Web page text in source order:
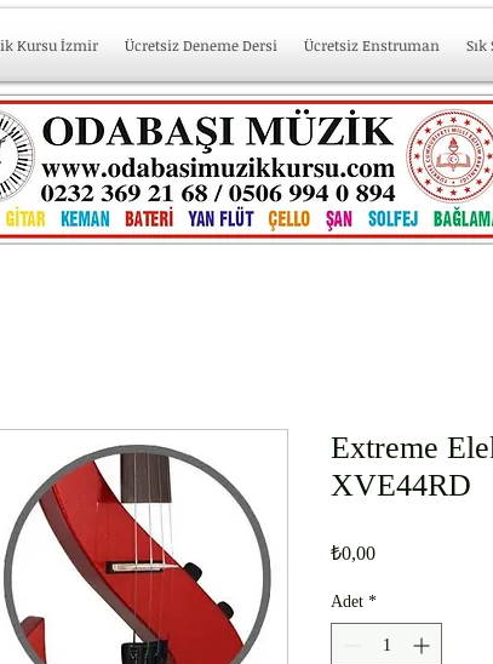
Kursu İzmir Ücretsiz Deneme Dersi Ücretsiz Enstruman
Extreme
XVE44RD
₺0,00Fiyat
Adet *